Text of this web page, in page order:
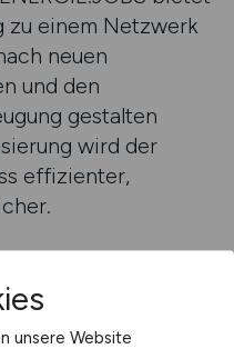
zu einem Netzwerk
neuen
und den
gestalten
wird der
effizienter,
für
unsere Website